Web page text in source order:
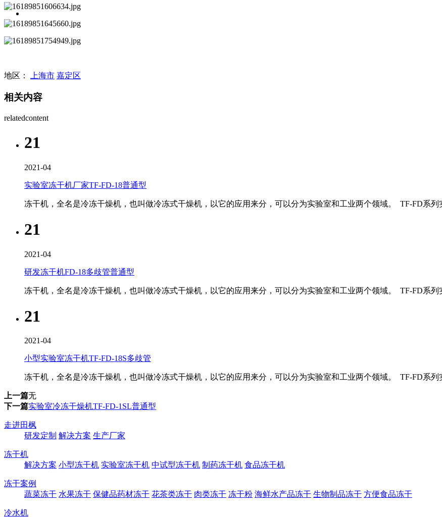
地区： 上海市 嘉定区
相关内容
relatedcontent
21
2021-04
实验室冻干机厂家TF-FD-18普通型
冻干机，全名是冷冻干燥机，也叫做冷冻式干燥机，以它的应用来分，可以分为实验室和工业两个领域。 TF-FD系
21
2021-04
研发冻干机FD-18多歧管普通型
冻干机，全名是冷冻干燥机，也叫做冷冻式干燥机，以它的应用来分，可以分为实验室和工业两个领域。 TF-FD系
21
2021-04
小型实验室冻干机TF-FD-18S多歧管
冻干机，全名是冷冻干燥机，也叫做冷冻式干燥机，以它的应用来分，可以分为实验室和工业两个领域。 TF-FD系
上一篇无
下一篇实验室冷冻干燥机TF-FD-1SL普通型
走进田枫
研发定制 解决方案 生产厂家
冻干机
解决方案 小型冻干机 实验室冻干机 中试型冻干机 制药冻干机 食品冻干机
冻干案例
蔬菜冻干 水果冻干 保健品药材冻干 花茶类冻干 肉类冻干 冻干粉 海鲜水产品冻干 生物制品冻干 方便食品冻干
冷水机